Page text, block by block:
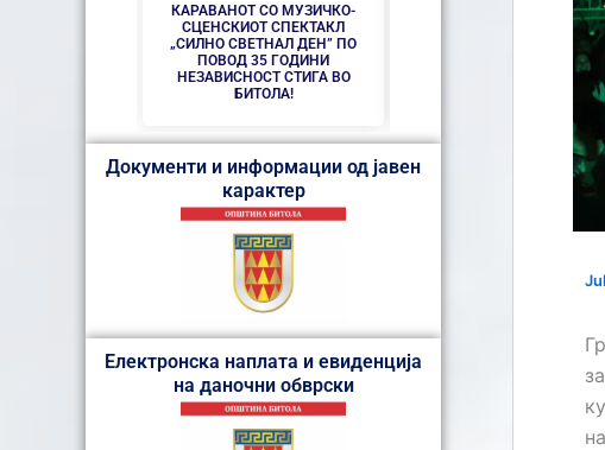
КАРАВАНОТ СО МУЗИЧКО-
СЦЕНСКИОТ СПЕКТАКЛ
„СИЛНО СВЕТНАЛ ДЕН” ПО
ПОВОД 35 ГОДИНИ
НЕЗАВИСНОСТ СТИГА ВО
БИТОЛА!
Документи и информации од јавен
карактер
Електронска наплата и евиденција
на даночни обврски